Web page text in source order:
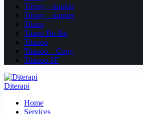
Tifony – kanker
Tifony – kanker
Titano
Titano Bu Ike
Titanoo
Titanoo – Copy
Titanoo SF
Diterapi
Home
Services